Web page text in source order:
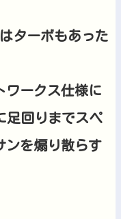
ターボもあった
ワークス仕様に
足回りまでスペ
ンを煽り散らす